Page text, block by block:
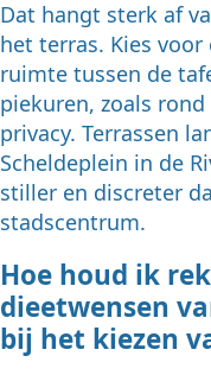
Dat hangt sterk af
het terras. Kies
ruimte tussen de
piekuren, zoals
privacy. Terrassen
Scheldeplein in de
stiller en discreter
stadscentrum.
Hoe houd ik
dieetwensen
bij het kiezen